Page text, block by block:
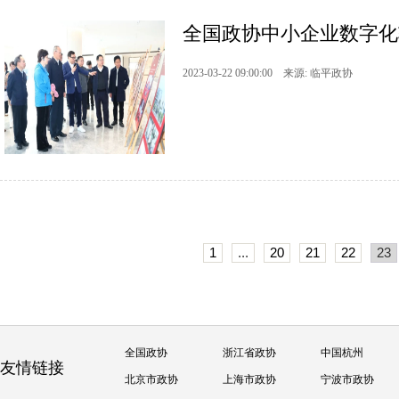
全国政协中小企业数字
2023-03-22 09:00:00 来源: 临平政协
1 ... 20 21 22 23
友情链接
全国政协 浙江省政协 中国杭州
北京市政协 上海市政协 宁波市政协